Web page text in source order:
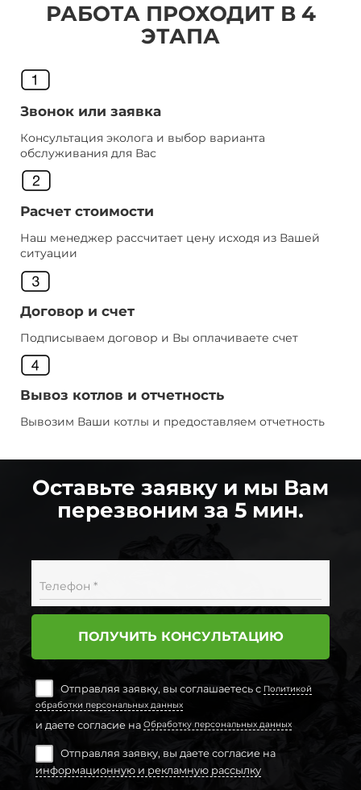
РАБОТА ПРОХОДИТ В 4
ЭТАПА
Звонок или заявка
Консультация эколога и выбор варианта
обслуживания для Вас
Расчет стоимости
Наш менеджер рассчитает цену исходя из Вашей
ситуации
Договор и счет
Подписываем договор и Вы оплачиваете счет
Вывоз котлов и отчетность
Вывозим Ваши котлы и предоставляем отчетность
Оставьте заявку и мы Вам
перезвоним за 5 мин.
Телефон *
ПОЛУЧИТЬ КОНСУЛЬТАЦИЮ
Отправляя заявку, вы соглашаетесь с Политикой
обработки персональных данных
и даете согласие на Обработку персональных данных
Отправляя заявку, вы даете согласие на
информационную и рекламную рассылку